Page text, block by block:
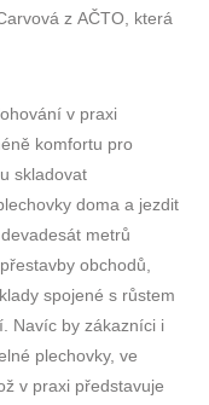
z AČTO, která
v praxi
komfortu pro
skladovat
doma a jezdit
metrů
obchodů,
spojené s růstem
Navíc by zákazníci i
plechovky, ve
v praxi představuje